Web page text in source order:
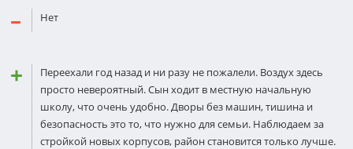
Нет
Переехали год назад и ни разу не пожалели. Воздух здесь
просто невероятный. Сын ходит в местную начальную
школу, что очень удобно. Дворы без машин, тишина и
безопасность это то, что нужно для семьи. Наблюдаем за
стройкой новых корпусов, район становится только лучше.